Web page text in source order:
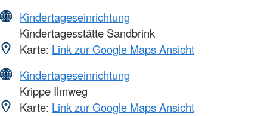
Kindertageseinrichtung
Kindertagesstätte Sandbrink
Karte: Link zur Google Maps Ansicht
Kindertageseinrichtung
Krippe Ilmweg
Karte: Link zur Google Maps Ansicht